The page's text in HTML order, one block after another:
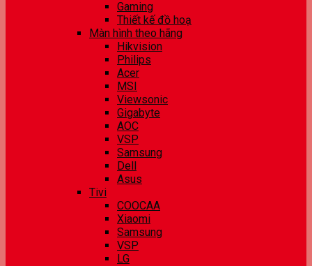
Gaming
Thiết kế đồ hoạ
Màn hình theo hãng
Hikvision
Philips
Acer
MSI
Viewsonic
Gigabyte
AOC
VSP
Samsung
Dell
Asus
Tivi
COOCAA
Xiaomi
Samsung
VSP
LG